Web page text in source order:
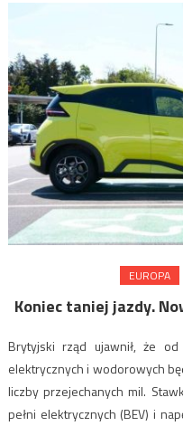
EUROPA
Koniec taniej jazdy.
Brytyjski rząd ujawnił, że
elektrycznych i wodorowych
liczby przejechanych mil.
pełni elektrycznych (BEV) i